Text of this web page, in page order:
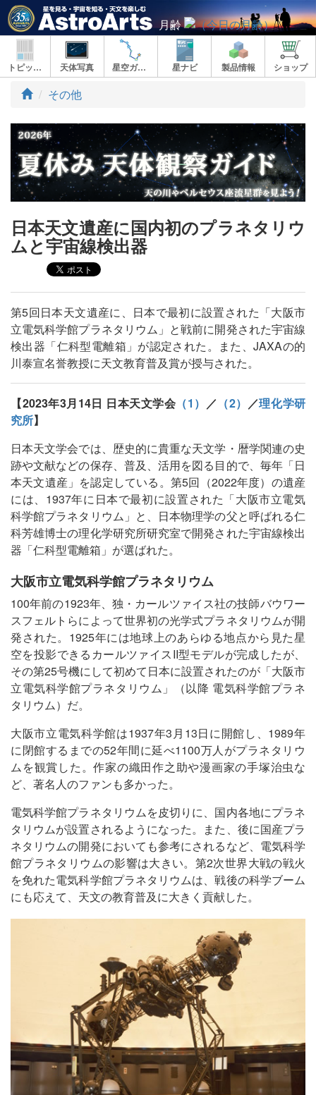
月齢
トピックス 天体写真 星空ガイド 星ナビ 製品情報 ショップ
ト
プ
その他
日本天文遺産に国内初のプラネタリウ
ムと宇宙線検出器
第5回日本天文遺産に、日本で最初に設置された「大阪市
立電気科学館プラネタリウム」と戦前に開発された宇宙線
検出器「仁科型電離箱」が認定された。また、JAXAの的
川泰宣名誉教授に天文教育普及賞が授与された。
【2023年3月14日 日本天文学会 （1） ／ （2） ／理化学研
究所】
日本天文学会では、歴史的に貴重な天文学・暦学関連の史
跡や文献などの保存、普及、活用を図る目的で、毎年「日
本天文遺産」を認定している。第5回（2022年度）の遺産
には、1937年に日本で最初に設置された「大阪市立電気
科学館プラネタリウム」と、日本物理学の父と呼ばれる仁
科芳雄博士の理化学研究所研究室で開発された宇宙線検出
器「仁科型電離箱」が選ばれた。
大阪市立電気科学館プラネタリウム
100年前の1923年、独・カールツァイス社の技師バウワー
スフェルトらによって世界初の光学式プラネタリウムが開
発された。1925年には地球上のあらゆる地点から見た星
空を投影できるカールツァイスII型モデルが完成したが、
その第25号機にして初めて日本に設置されたのが「大阪市
立電気科学館プラネタリウム」（以降 電気科学館プラネ
タリウム）だ。
大阪市立電気科学館は1937年3月13日に開館し、1989年
に閉館するまでの52年間に延べ1100万人がプラネタリウ
ムを観賞した。作家の織田作之助や漫画家の手塚治虫な
ど、著名人のファンも多かった。
電気科学館プラネタリウムを皮切りに、国内各地にプラネ
タリウムが設置されるようになった。また、後に国産プラ
ネタリウムの開発においても参考にされるなど、電気科学
館プラネタリウムの影響は大きい。第2次世界大戦の戦火
を免れた電気科学館プラネタリウムは、戦後の科学ブーム
にも応えて、天文の教育普及に大きく貢献した。